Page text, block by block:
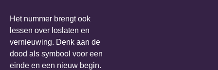
Het nummer brengt ook
lessen over loslaten en
vernieuwing. Denk aan de
dood als symbool voor een
einde en een nieuw begin.